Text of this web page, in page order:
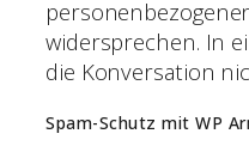
widersprechen. In
die Konversation
Spam-Schutz mit WP